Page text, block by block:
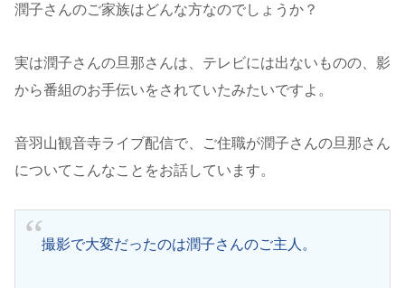
潤子さんのご家族はどんな方なのでしょうか？
実は潤子さんの旦那さんは、テレビには出ないものの、影
から番組のお手伝いをされていたみたいですよ。
音羽山観音寺ライブ配信で、ご住職が潤子さんの旦那さん
についてこんなことをお話しています。
撮影で大変だったのは潤子さんのご主人。